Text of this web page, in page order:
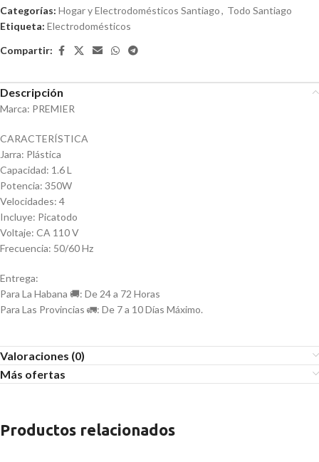
Categorías: Hogar y Electrodomésticos Santiago, Todo Santiago
Etiqueta: Electrodomésticos
Compartir:
Descripción
Marca: PREMIER
CARACTERÍSTICA
Jarra: Plástica
Capacidad: 1.6 L
Potencia: 350W
Velocidades: 4
Incluye: Picatodo
Voltaje: CA 110 V
Frecuencia: 50/60 Hz
Entrega:
Para La Habana 🚚: De 24 a 72 Horas
Para Las Provincias 🚛: De 7 a 10 Días Máximo.
Valoraciones (0)
Más ofertas
Productos relacionados